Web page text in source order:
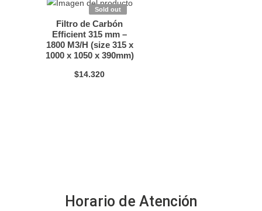
Sold out
Filtro de Carbón
Efficient 315 mm –
1800 M3/H (size 315 x
1000 x 1050 x 390mm)
$14.320
Horario de Atención